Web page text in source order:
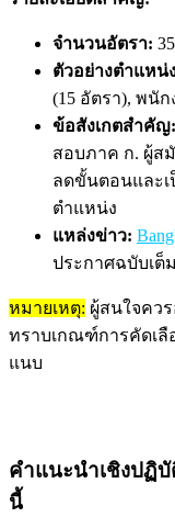
จำนวนอัตรา:
ตัวอย่างตำแหน่
(15 อัตรา), พนั
ข้อสังเกตสำคัญ:
สอบภาค ก. ผู้ส
ลดขั้นตอนและ
ตำแหน่ง
แหล่งข่าว:
ประกาศฉบับเต็
หมายเหตุ: ผู้สนใจคว
ทราบเกณฑ์การคัดเลื
แนบ
คำแนะนำเชิงปฏิ
นี้